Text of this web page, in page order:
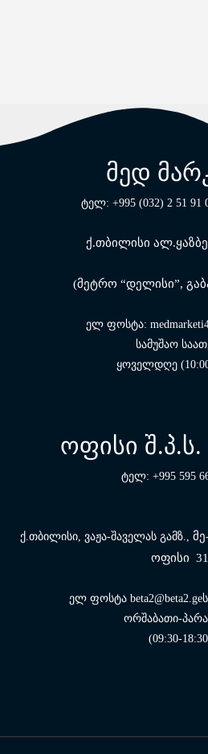
მედ
ტელ: +995 (032) 2 51 91
ქ.თბილისი
(მეტრო “დელისი”,
ელ ფოსტა:
სამუშაო
ყოველდღე
ოფისი შ.პ.ს.
ტელ: +995 595
ქ.თბილისი, ვაჟა-შაველას გამზ.,
ოფისი 31
ელ ფოსტა
ორშაბათი-
(09:30-